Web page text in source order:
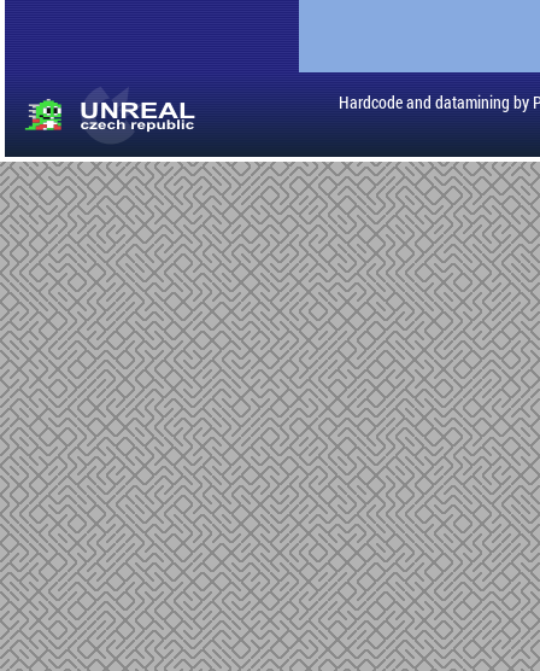
Hardcode and datamining by